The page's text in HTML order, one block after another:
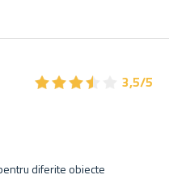
★★★★
★★★★
3,5/5
diferite obiecte